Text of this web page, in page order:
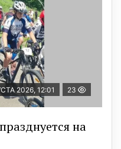
2026, 12:01 23
на